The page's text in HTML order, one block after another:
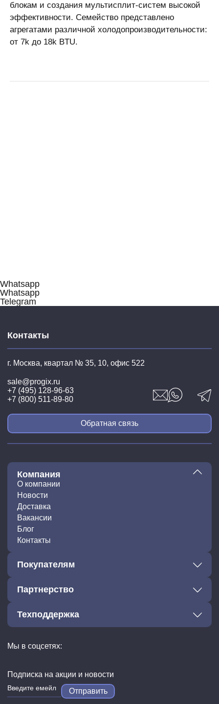
блокам и создания мультисплит-систем высокой
эффективности. Семейство представлено
агрегатами различной холодопроизводительности:
от 7k до 18k BTU.
Контакты
г. Москва, квартал № 35, 10, офис 522
sale@progix.ru
+7 (495) 128-96-63
+7 (800) 511-89-80
Обратная связь
Компания
О компании
Новости
Доставка
Вакансии
Блог
Контакты
Покупателям
Партнерство
Техподдержка
Мы в соцсетях:
Подписка на акции и новости
Отправить
Whatsapp
Whatsapp
Telegram